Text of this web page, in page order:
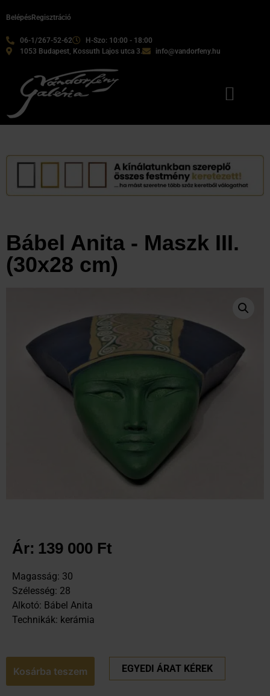
06-1/267-52-62
H-Szo: 10:00 - 18:00
1053 Budapest, Kossuth Lajos utca 3.
info@vandorfeny.hu
BelépésRegisztráció
Bábel Anita - Maszk III.
(30x28 cm)
Ár: 139 000 Ft
Magasság: 30
Szélesség: 28
Alkotó: Bábel Anita
Technikák: kerámia
Kosárba teszem EGYEDI ÁRAT KÉREK